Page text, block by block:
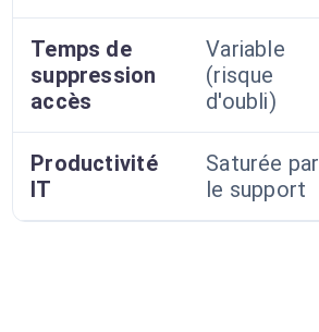
Temps de
suppression
accès
Variable
(risque
d'oubli)
Productivité
IT
Saturée par
le support